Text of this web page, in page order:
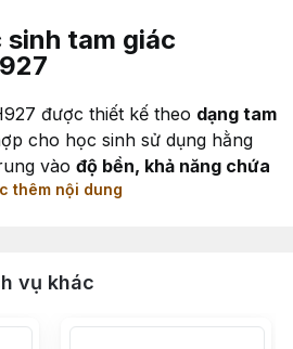
sinh tam giác
được thiết kế theo dạng tam
cho học sinh sử dụng hằng
vào độ bền, khả năng chứa
, đáp ứng nhu cầu học tập cơ
, hạn chế thấm nước nhẹ
thêm nội dung
vụ khác